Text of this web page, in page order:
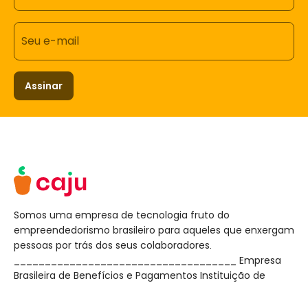
Seu e-mail
Assinar
Somos uma empresa de tecnologia fruto do
empreendedorismo brasileiro para aqueles que enxergam
pessoas por trás dos seus colaboradores.
____________________________________ Empresa
Brasileira de Benefícios e Pagamentos Instituição de